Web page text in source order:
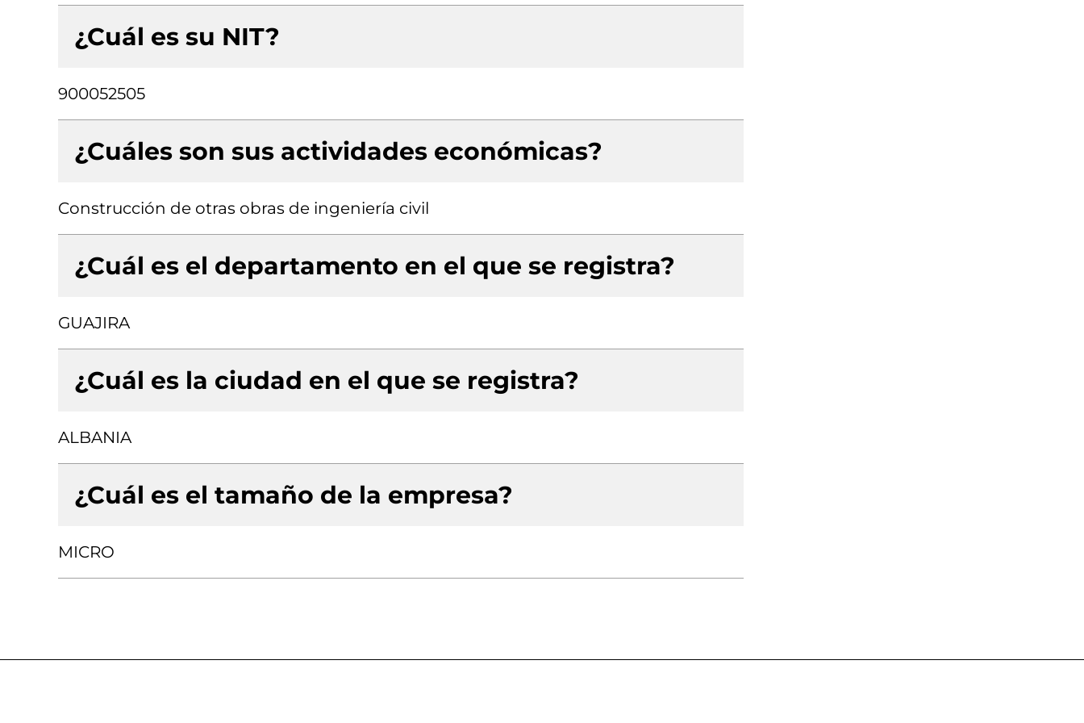
¿Cuál es su NIT?
900052505
¿Cuáles son sus actividades económicas?
Construcción de otras obras de ingeniería civil
¿Cuál es el departamento en el que se registra?
GUAJIRA
¿Cuál es la ciudad en el que se registra?
ALBANIA
¿Cuál es el tamaño de la empresa?
MICRO